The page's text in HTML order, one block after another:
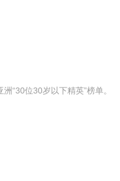
“30位30岁以下精英”榜单。